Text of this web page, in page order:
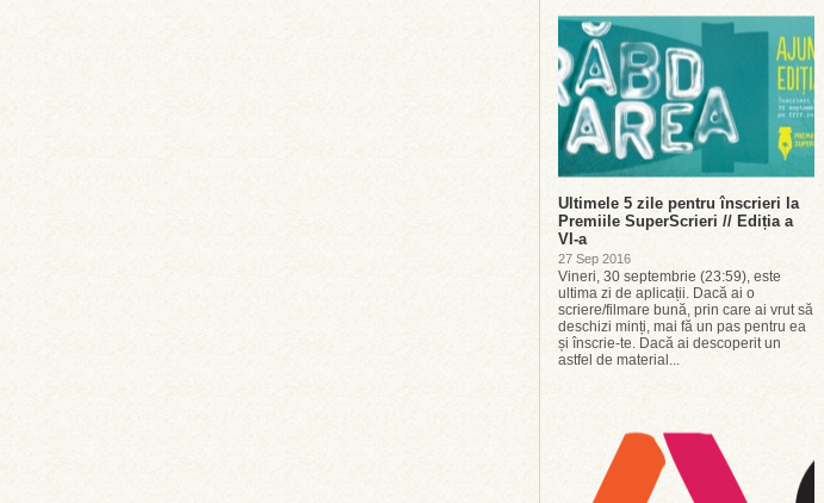
Ultimele 5 zile pentru înscrieri la
Premiile SuperScrieri // Ediția a
VI-a
27 Sep 2016
Vineri, 30 septembrie (23:59), este
ultima zi de aplicații. Dacă ai o
scriere/filmare bună, prin care ai vrut să
deschizi minți, mai fă un pas pentru ea
și înscrie-te. Dacă ai descoperit un
astfel de material...